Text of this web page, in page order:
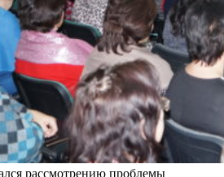
рассмотрению проблемы